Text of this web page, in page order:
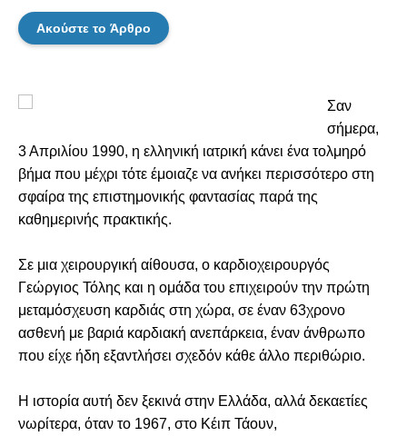
Ακούστε το Άρθρο
Σαν
σήμερα,
3 Απριλίου 1990, η ελληνική ιατρική κάνει ένα τολμηρό
βήμα που μέχρι τότε έμοιαζε να ανήκει περισσότερο στη
σφαίρα της επιστημονικής φαντασίας παρά της
καθημερινής πρακτικής.
Σε μια χειρουργική αίθουσα, ο καρδιοχειρουργός
Γεώργιος Τόλης και η ομάδα του επιχειρούν την πρώτη
μεταμόσχευση καρδιάς στη χώρα, σε έναν 63χρονο
ασθενή με βαριά καρδιακή ανεπάρκεια, έναν άνθρωπο
που είχε ήδη εξαντλήσει σχεδόν κάθε άλλο περιθώριο.
Η ιστορία αυτή δεν ξεκινά στην Ελλάδα, αλλά δεκαετίες
νωρίτερα, όταν το 1967, στο Κέιπ Τάουν,